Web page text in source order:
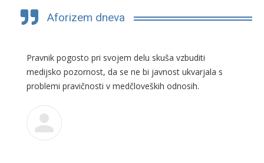
3. 7. 2019
Aforizem dneva
Pravnik pogosto pri svojem delu skuša vzbuditi
medijsko pozornost, da se ne bi javnost ukvarjala s
problemi pravičnosti v medčloveških odnosih.